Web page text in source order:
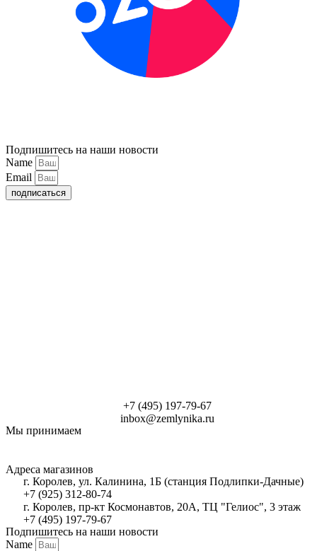
Подпишитесь на наши новости
Name
Email
подписаться
+7 (495) 197-79-67
inbox@zemlynika.ru
Мы принимаем
Адреса магазинов
г. Королев, ул. Калинина, 1Б (станция Подлипки-Дачные)
+7 (925) 312-80-74
г. Королев, пр-кт Космонавтов, 20А, ТЦ "Гелиос", 3 этаж
+7 (495) 197-79-67
Подпишитесь на наши новости
Name